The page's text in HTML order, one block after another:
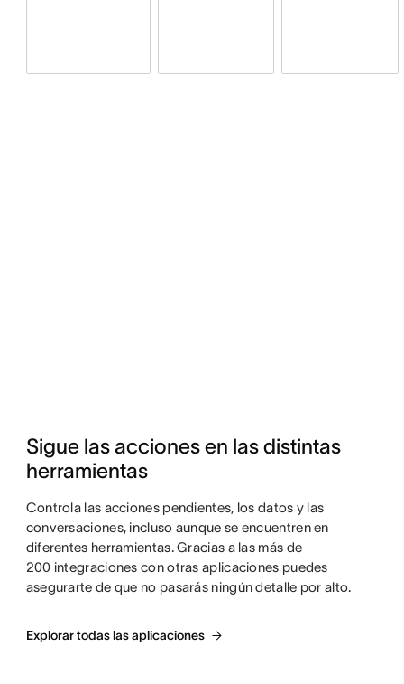
Sigue las acciones en las distintas
herramientas
Controla las acciones pendientes, los datos y las
conversaciones, incluso aunque se encuentren en
diferentes herramientas. Gracias a las más de
200 integraciones con otras aplicaciones puedes
asegurarte de que no pasarás ningún detalle por alto.
Explorar todas las aplicaciones